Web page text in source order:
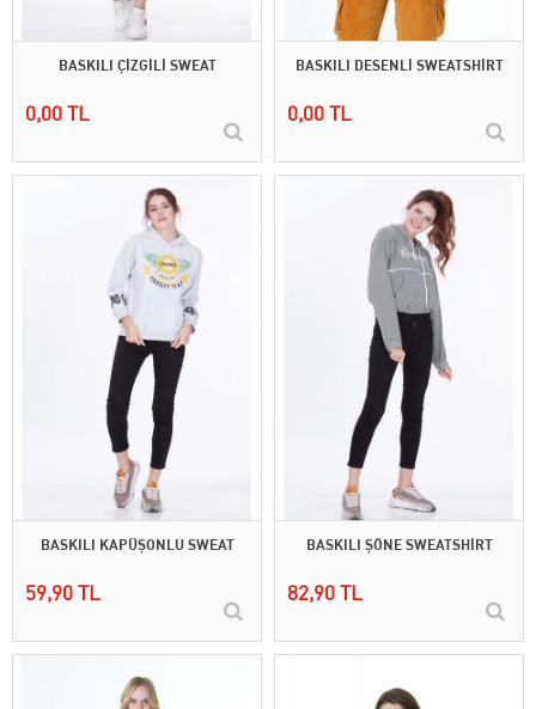
BASKILI ÇİZGİLİ SWEAT
0,00 TL
BASKILI DESENLİ SWEATSHİRT
0,00 TL
BASKILI KAPÜŞONLU SWEAT
59,90 TL
BASKILI ŞÖNE SWEATSHİRT
82,90 TL